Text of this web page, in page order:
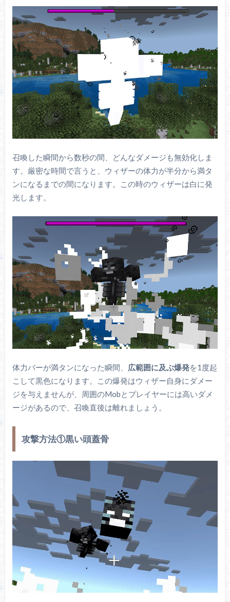
召喚した瞬間から数秒の間、どんなダメージも無効化しま
す。厳密な時間で言うと、ウィザーの体力が半分から満タ
ンになるまでの間になります。この時のウィザーは白に発
光します。
体力バーが満タンになった瞬間、 広範囲に及ぶ爆発を1度起
こして黒色になります。この爆発はウィザー自身にダメー
ジを与えませんが、周囲のMobとプレイヤーには高いダメ
ージがあるので、召喚直後は離れましょう。
攻撃方法①黒い頭蓋骨